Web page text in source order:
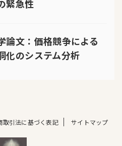
緊急性
論文：価格競争による
化のシステム分析
取引法に基づく表記 サイトマップ